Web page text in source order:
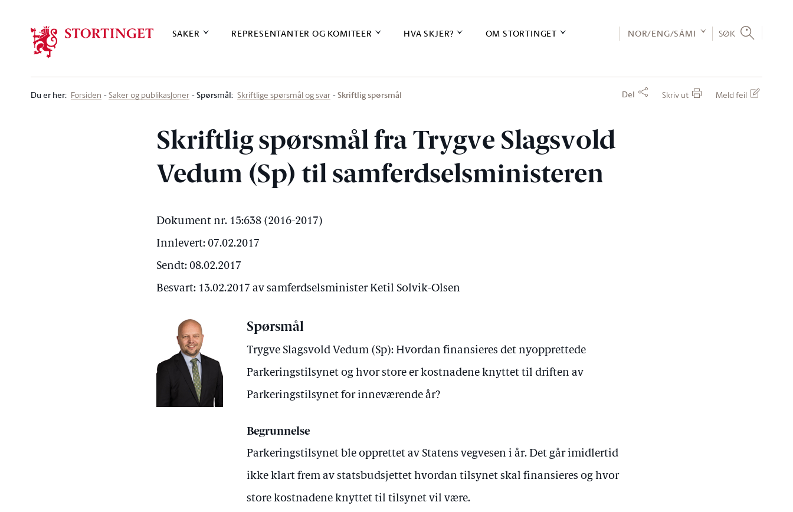
SAKER REPRESENTANTER OG KOMITEER HVA SKJER? OM STORTINGET NOR/ENG/SÁMI SØK
Du er her: Forsiden Saker og publikasjoner Spørsmål: Skriftlige spørsmål og svar Skriftlig spørsmål Del Skriv ut Meld feil
Skriftlig spørsmål fra Trygve Slagsvold
Vedum (Sp) til samferdselsministeren
Dokument nr. 15:638 (2016-2017)
Innlevert: 07.02.2017
Sendt: 08.02.2017
Besvart: 13.02.2017 av samferdselsminister Ketil Solvik-Olsen
Spørsmål
Trygve Slagsvold Vedum (Sp): Hvordan finansieres det nyopprettede
Parkeringstilsynet og hvor store er kostnadene knyttet til driften av
Parkeringstilsynet for inneværende år?
Begrunnelse
Parkeringstilsynet ble opprettet av Statens vegvesen i år. Det går imidlertid
ikke klart frem av statsbudsjettet hvordan tilsynet skal finansieres og hvor
store kostnadene knyttet til tilsynet vil være.